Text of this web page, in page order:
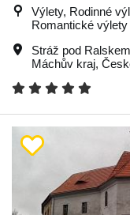
Výlety, Rodinné
Romantické výlety
Stráž pod Ralskem
Máchův kraj,